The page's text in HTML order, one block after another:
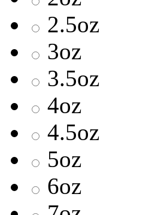
2.5oz
3oz
3.5oz
4oz
4.5oz
5oz
6oz